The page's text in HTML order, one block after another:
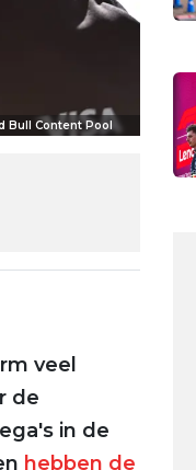
Bull Content Pool
veel
de
in de
hebben de